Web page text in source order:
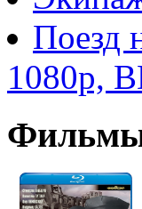
Поезд
1080p,
Фильмы